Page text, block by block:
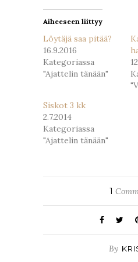
Aiheeseen liittyy
Löytäjä saa pitää?
16.9.2016
Kategoriassa
"Ajattelin tänään"
Siskot 3 kk
2.7.2014
Kategoriassa
"Ajattelin tänään"
1
By